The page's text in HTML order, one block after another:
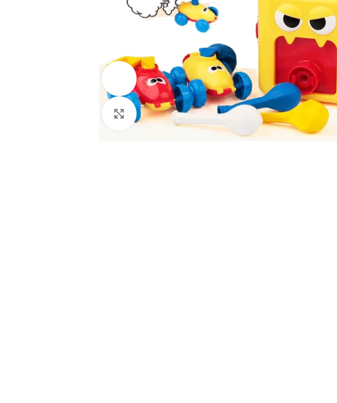
Ver vídeo
Haga Clic Para Ampliar